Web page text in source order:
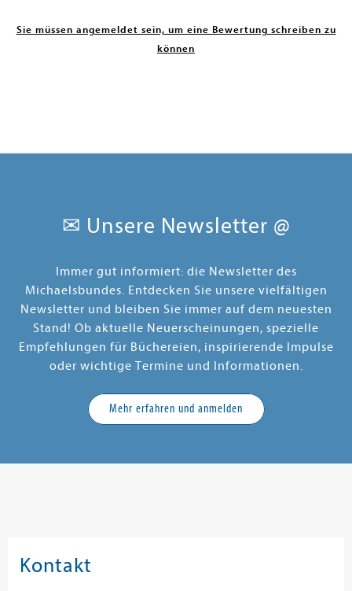
Sie müssen angemeldet sein, um eine Bewertung schreiben zu
können
✉ Unsere Newsletter @
Immer gut informiert: die Newsletter des
Michaelsbundes. Entdecken Sie unsere vielfältigen
Newsletter und bleiben Sie immer auf dem neuesten
Stand! Ob aktuelle Neuerscheinungen, spezielle
Empfehlungen für Büchereien, inspirierende Impulse
oder wichtige Termine und Informationen.
Mehr erfahren und anmelden
Kontakt